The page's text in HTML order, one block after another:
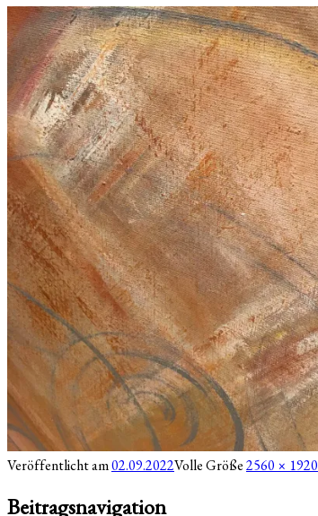
Veröffentlicht am02.09.2022Volle Größe2560 × 1920
Beitragsnavigation